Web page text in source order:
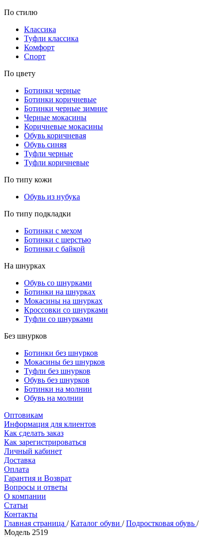
По стилю
Классика
Туфли классика
Комфорт
Спорт
По цвету
Ботинки черные
Ботинки коричневые
Ботинки черные зимние
Черные мокасины
Коричневые мокасины
Обувь коричневая
Обувь синяя
Туфли черные
Туфли коричневые
По типу кожи
Обувь из нубука
По типу подкладки
Ботинки с мехом
Ботинки с шерстью
Ботинки с байкой
На шнурках
Обувь со шнурками
Ботинки на шнурках
Мокасины на шнурках
Кроссовки со шнурками
Туфли со шнурками
Без шнурков
Ботинки без шнурков
Мокасины без шнурков
Туфли без шнурков
Обувь без шнурков
Ботинки на молнии
Обувь на молнии
Оптовикам
Информация для клиентов
Как сделать заказ
Как зарегистрироваться
Личный кабинет
Доставка
Оплата
Гарантия и Возврат
Вопросы и ответы
О компании
Статьи
Контакты
Главная страница / Каталог обуви / Подростковая обувь /
Модель 2519